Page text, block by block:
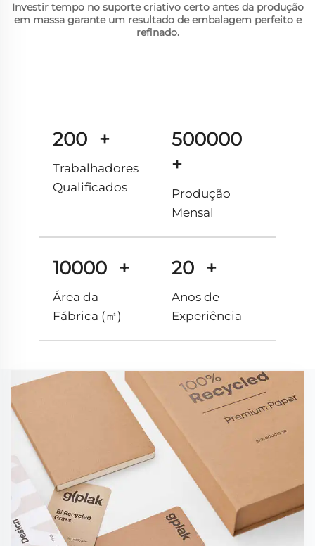
Investir tempo no suporte criativo certo antes da produção
em massa garante um resultado de embalagem perfeito e
refinado.
200 +
Trabalhadores
Qualificados
500000
+
Produção
Mensal
10000 +
Área da
Fábrica (㎡)
20 +
Anos de
Experiência